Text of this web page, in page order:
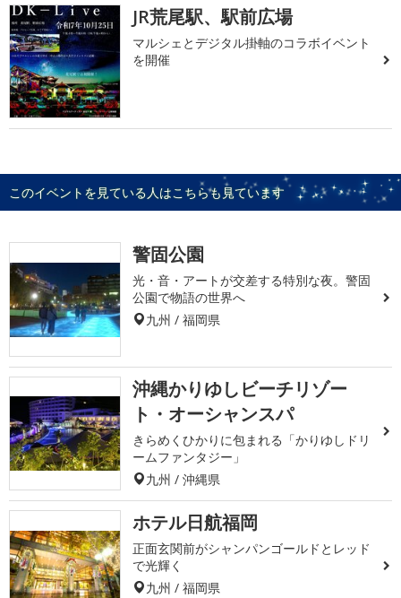
JR荒尾駅、駅前広場
マルシェとデジタル掛軸のコラボイベント
を開催
このイベントを見ている人はこちらも見ています
警固公園
光・音・アートが交差する特別な夜。警固
公園で物語の世界へ
九州 / 福岡県
沖縄かりゆしビーチリゾー
ト・オーシャンスパ
きらめくひかりに包まれる「かりゆしドリ
ームファンタジー」
九州 / 沖縄県
ホテル日航福岡
正面玄関前がシャンパンゴールドとレッド
で光輝く
九州 / 福岡県